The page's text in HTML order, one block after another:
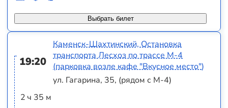
Выбрать билет
19:20
2 ч 35 м
Каменск-Шахтинский, Остановка
транспорта Лесхоз по трассе М-4
(парковка возле кафе "Вкусное место")
ул. Гагарина, 35, (рядом с М-4)